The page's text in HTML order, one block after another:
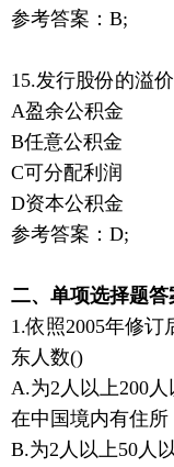
参考答案：B;
15.发行股份的溢
A盈余公积金
B任意公积金
C可分配利润
D资本公积金
参考答案：D;
二、单项选择题答
1.依照2005年修
东人数()
A.为2人以上200
在中国境内有住所
B.为2人以上50人